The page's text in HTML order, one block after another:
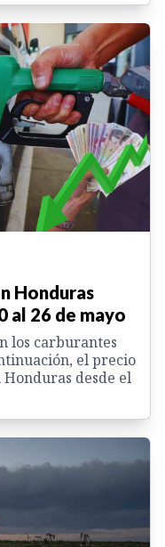
Honduras
al 26 de mayo
los carburantes
el precio
desde el